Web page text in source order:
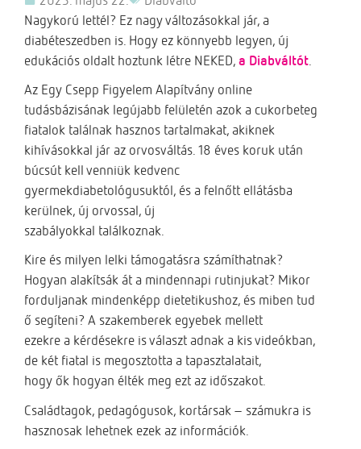
Nagykorú lettél? Ez nagy változásokkal jár, a
diabéteszedben is. Hogy ez könnyebb legyen, új
edukációs oldalt hoztunk létre NEKED,a Diabváltót
Az Egy Csepp Figyelem Alapítvány online
tudásbázisának legújabb felületén azok a cukorbeteg
fiatalok találnak hasznos tartalmakat, akiknek
kihívásokkal jár az orvosváltás. 18 éves koruk után
búcsút kell venniük kedvenc
gyermekdiabetológusuktól, és a felnőtt ellátásba
kerülnek, új orvossal, új
szabályokkal találkoznak.
Kire és milyen lelki támogatásra számíthatnak?
Hogyan alakítsák át a mindennapi rutinjukat? Mikor
forduljanak mindenképp dietetikushoz, és miben tud
ő segíteni? A szakemberek egyebek mellett
ezekre a kérdésekre is választ adnak a kis videókban,
de két fiatal is megosztotta a tapasztalatait,
hogy ők hogyan élték meg ezt az időszakot.
Családtagok, pedagógusok, kortársak – számukra is
hasznosak lehetnek ezek az információk.